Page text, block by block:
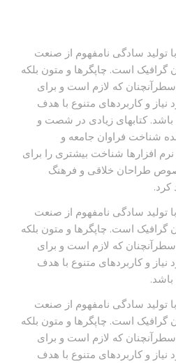
تولید سادگی نامفهوم از صنعت
گرافیک است. چاپگرها و متون بلکه
که لازم است و برای
و کاربردهای متنوع با هدف
باشد. کتابهای زیادی در شصت و
شناخت فراوان جامعه و
افزارها شناخت بیشتری را برای
طراحان خلاقی و فرهنگ
کرد.
تولید سادگی نامفهوم از صنعت
گرافیک است. چاپگرها و متون بلکه
که لازم است و برای
و کاربردهای متنوع با هدف
باشد.
تولید سادگی نامفهوم از صنعت
گرافیک است. چاپگرها و متون بلکه
که لازم است و برای
و کاربردهای متنوع با هدف